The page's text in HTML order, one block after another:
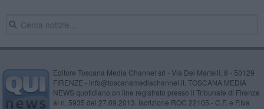
Editore Toscana Media Channel srl - Via Dei Martelli, 8 - 50129
FIRENZE - info@toscanamediachannel.it. TOSCANA MEDIA
NEWS quotidiano on line registrato presso il Tribunale di Firenze
al n. 5935 del 27.09.2013. Iscrizione ROC 22105 - C.F. e P.Iva